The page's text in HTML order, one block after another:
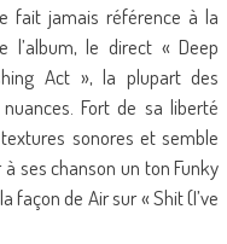
fait jamais référence à la
l’album, le direct « Deep
Act », la plupart des
Fort de sa liberté
sonores et semble
à ses chanson un ton Funky
façon de Air sur « Shit (I’ve